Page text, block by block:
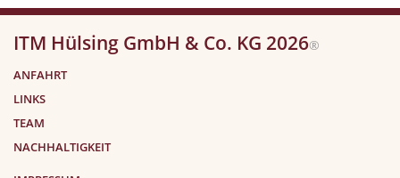
ITM Hülsing GmbH & Co. KG 2026®
ANFAHRT
LINKS
TEAM
NACHHALTIGKEIT